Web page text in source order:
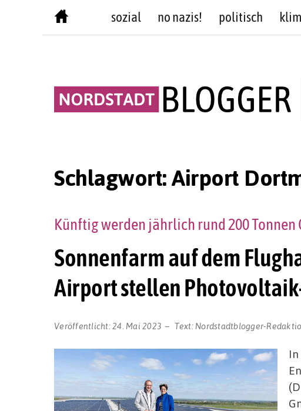
sozial no nazis! politisch
Schlagwort:Airport
Sonnenfarm auf dem
Airport stellen
Künftig werden jährlich rund 200 Tonnen
Veröffentlicht:24. Mai 2023 Text: Nordstadtblogger-